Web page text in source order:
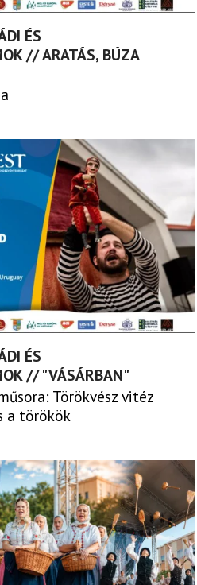
ÉS
// ARATÁS, BÚZA
ÉS
// "VÁSÁRBAN"
Törökvész vitéz
a törökök